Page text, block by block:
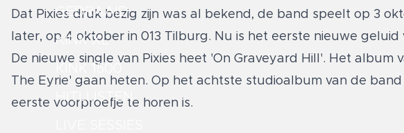
GEDRAAID
KINK XL
KINK 1500
HITLIJSTEN
Dat Pixies druk bezig zijn was al bekend, de band speelt op 3
later, op 4 oktober in 013 Tilburg. Nu is het eerste nieuwe
De nieuwe single van Pixies heet 'On Graveyard Hill'. Het
The Eyrie' gaan heten. Op het achtste studioalbum van de
eerste voorproefje te horen is.